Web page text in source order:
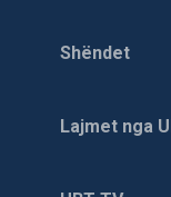
Shëndet
Lajmet nga